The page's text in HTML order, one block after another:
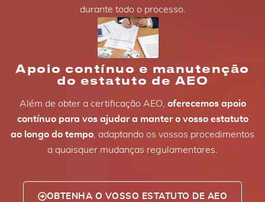
durante todo o processo.
Apoio contínuo e manutenção
do estatuto de AEO
Além de obter a certificação AEO, oferecemos apoio
contínuo para vos ajudar a manter o vosso estatuto
ao longo do tempo , adaptando os vossos procedimentos
a quaisquer mudanças regulamentares.
OBTENHA O VOSSO ESTATUTO DE AEO